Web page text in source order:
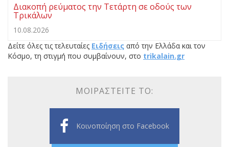
Διακοπή ρεύματος την Τετάρτη σε οδούς των
Τρικάλων
10.08.2026
Δείτε όλες τις τελευταίες Ειδήσεις από την Ελλάδα και τον
Κόσμο, τη στιγμή που συμβαίνουν, στο trikalain.gr
ΜΟΙΡΑΣΤΕΊΤΕ ΤΟ:
Κοινοποίηση στο Facebook